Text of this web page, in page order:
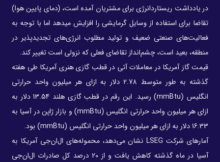
در یادداشت ریستاردانرژی برای مشتریان آمده است، (دمای پایین هوا)
تقاضا برای استفاده از وسایل گرمایشی را افزایش میدهد اما با توجه به
فعالیت‌های صنعتی ضعیف و تولید مطلوب انرژی‌های تجدیدپذیر در
منطقه، بعید است، چشم‌انداز تقاضای فعلی که نزولی است تغییر کند.
قیمت گاز آمریکا در معاملات آتی در قطب گازی هنری آمریکا طی هفته
گذشته به طور متوسط 2.78 دلار به ازای هر میلیون واحد حرارتی
انگلیس (mmBtu) رسید. این رقم در قطب گازی هلند 13.54 دلار به
ازای هر میلیون واحد حرارتی انگلیس (mmBtu) و بازار ژاپن در آسیا به
16.33 دلار به ازای هر میلیون واحد حرارتی انگلیس (mmBtu) بود.
آمارهای شرکت LSEG نشان می‌دهد، محموله‌های ال‌ان‌جی آمریکا به
آسیا در ماه گذشته کاهش یافت و از 20 درصد کل صادرات ال‌ان‌جی